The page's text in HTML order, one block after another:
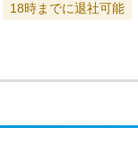
18時までに退社可能